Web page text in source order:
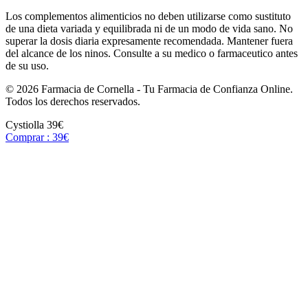
Los complementos alimenticios no deben utilizarse como sustituto
de una dieta variada y equilibrada ni de un modo de vida sano. No
superar la dosis diaria expresamente recomendada. Mantener fuera
del alcance de los ninos. Consulte a su medico o farmaceutico antes
de su uso.
© 2026 Farmacia de Cornella - Tu Farmacia de Confianza Online.
Todos los derechos reservados.
Cystiolla 39€
Comprar : 39€